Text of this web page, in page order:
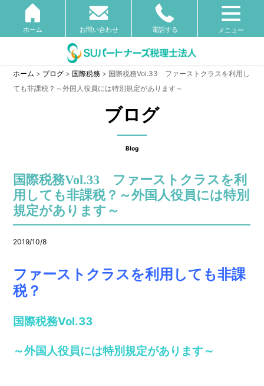
ホーム お問い合わせ 電話する メニュー
ホーム > ブログ > 国際税務 > 国際税務Vol.33 ファーストクラスを利用し
ても非課税？～外国人役員には特別規定があります～
ブログ
Blog
国際税務Vol.33 ファーストクラスを利
用しても非課税？～外国人役員には特別
規定があります～
2019/10/8
ファーストクラスを利用しても非課
税？
国際税務Vol.33
～外国人役員には特別規定があります～